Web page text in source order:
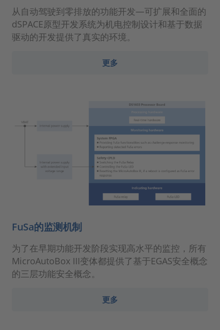
从自动驾驶到零排放的功能开发—可扩展和全面的
dSPACE原型开发系统为机电控制设计和基于数据
驱动的开发提供了真实的环境。
更多
FuSa的监测机制
为了在早期功能开发阶段实现高水平的监控，所有
MicroAutoBox III变体都提供了基于EGAS安全概念
的三层功能安全概念。
更多